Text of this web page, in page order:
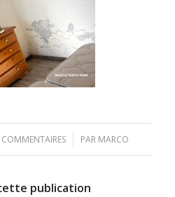
/ PAR MARCO
publication